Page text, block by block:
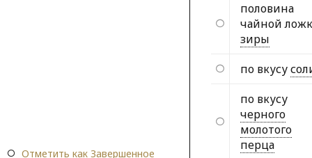
Отметить как Завершенное
половина
чайной
зиры
по вкусу
по вкусу
черного
молотого
перца